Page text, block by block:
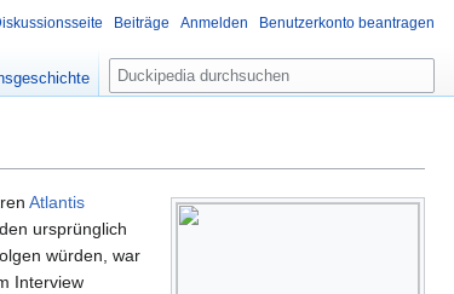
Atlantis
ursprünglich
würden, war
Interview
Beiträge Anmelden Benutzerkonto beantragen
S
u
e